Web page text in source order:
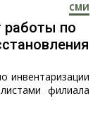
СМИ
по
инвентаризации
филиала